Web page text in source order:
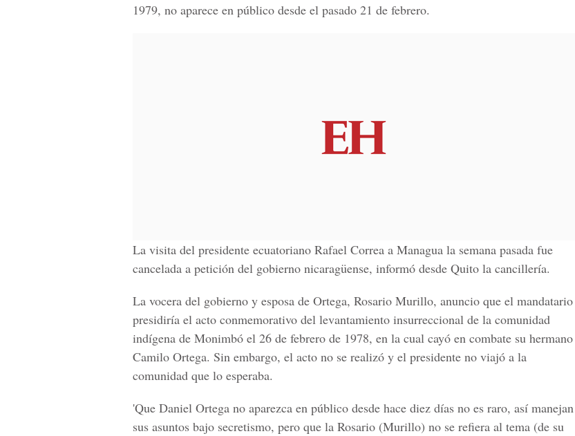
1979, no aparece en público desde el pasado 21 de febrero.
La visita del presidente ecuatoriano Rafael Correa a Managua la semana pasada fue
cancelada a petición del gobierno nicaragüense, informó desde Quito la cancillería.
La vocera del gobierno y esposa de Ortega, Rosario Murillo, anuncio que el mandatario
presidiría el acto conmemorativo del levantamiento insurreccional de la comunidad
indígena de Monimbó el 26 de febrero de 1978, en la cual cayó en combate su hermano
Camilo Ortega. Sin embargo, el acto no se realizó y el presidente no viajó a la
comunidad que lo esperaba.
'Que Daniel Ortega no aparezca en público desde hace diez días no es raro, así manejan
sus asuntos bajo secretismo, pero que la Rosario (Murillo) no se refiera al tema (de su